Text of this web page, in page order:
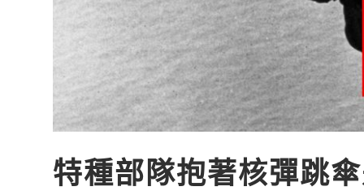
特種部隊抱著核彈跳